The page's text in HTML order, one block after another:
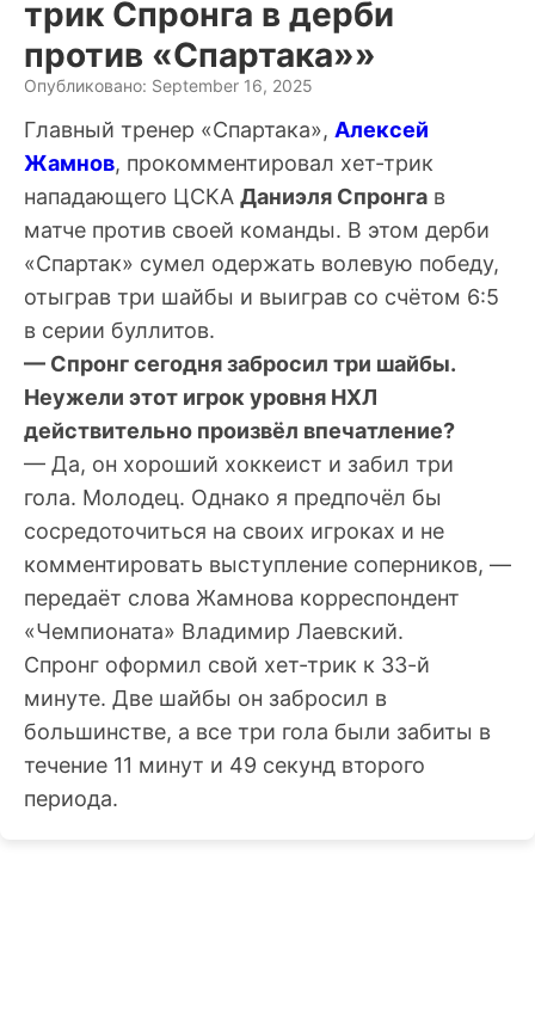
трик Спронга в дерби
против «Спартака»»
Опубликовано: September 16, 2025
Главный тренер «Спартака», Алексей
Жамнов, прокомментировал хет-трик
нападающего ЦСКА Даниэля Спронга в
матче против своей команды. В этом дерби
«Спартак» сумел одержать волевую победу,
отыграв три шайбы и выиграв со счётом 6:5
в серии буллитов.
— Спронг сегодня забросил три шайбы.
Неужели этот игрок уровня НХЛ
действительно произвёл впечатление?
— Да, он хороший хоккеист и забил три
гола. Молодец. Однако я предпочёл бы
сосредоточиться на своих игроках и не
комментировать выступление соперников, —
передаёт слова Жамнова корреспондент
«Чемпионата» Владимир Лаевский.
Спронг оформил свой хет-трик к 33-й
минуте. Две шайбы он забросил в
большинстве, а все три гола были забиты в
течение 11 минут и 49 секунд второго
периода.